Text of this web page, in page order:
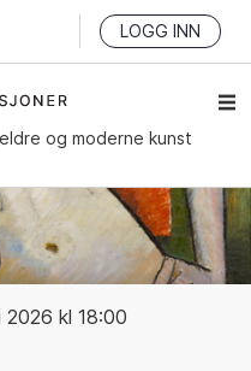
LOGG INN
og moderne kunst
2026 kl 18:00